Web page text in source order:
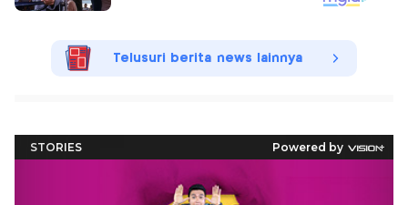
Telusuri berita news lainnya